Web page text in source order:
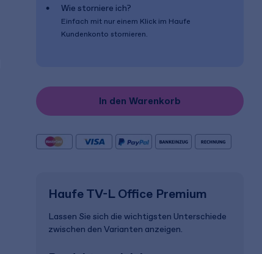
Wie storniere ich?
Einfach mit nur einem Klick im Haufe
Kundenkonto stornieren.
In den Warenkorb
Haufe TV-L Office Premium
Lassen Sie sich die wichtigsten Unterschiede
zwischen den Varianten anzeigen.